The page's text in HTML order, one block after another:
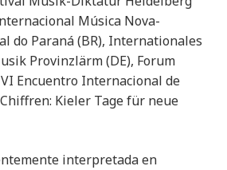
Música Nova-
do Paraná (BR), Internationales
Provinzlärm (DE), Forum
Encuentro Internacional de
Kieler Tage für neue
interpretada en